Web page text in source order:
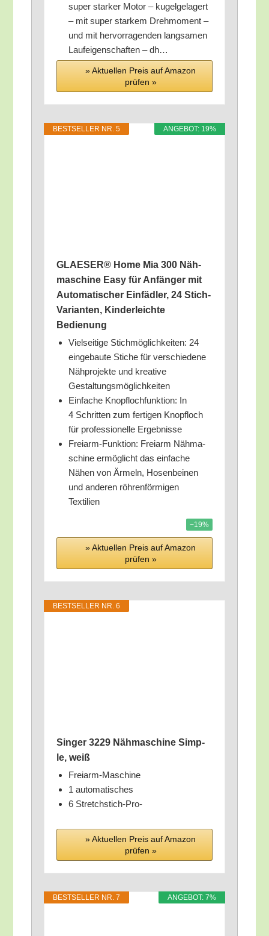
super star­ker Motor – kugel­ge­la­gert
– mit super star­kem Dreh­mo­ment –
und mit her­vor­ra­gen­den lang­sa­men
Lauf­ei­gen­schaf­ten – dh…
» Aktu­el­len Preis auf Ama­zon
prü­fen »
ANGE­BOT: 19%
BEST­SEL­LER NR. 5
GLAESER® Home Mia 300 Näh­
ma­schi­ne Easy für Anfän­ger mit
Auto­ma­ti­scher Ein­fäd­ler, 24 Stich-
Vari­an­ten, Kin­der­leich­te
Bedienung
Viel­sei­ti­ge Stich­mög­lich­kei­ten: 24
ein­ge­bau­te Sti­che für ver­schie­de­ne
Näh­pro­jek­te und krea­ti­ve
Gestaltungsmöglichkeiten
Ein­fa­che Knopf­loch­funk­ti­on: In
4 Schrit­ten zum fer­ti­gen Knopf­loch
für pro­fes­sio­nel­le Ergebnisse
Frei­arm-Funk­ti­on: Frei­arm Näh­ma­
schi­ne ermög­licht das ein­fa­che
Nähen von Ärmeln, Hosen­bei­nen
und ande­ren röh­ren­för­mi­gen
Textilien
−19%
» Aktu­el­len Preis auf Ama­zon
prü­fen »
BEST­SEL­LER NR. 6
Sin­ger 3229 Näh­ma­schi­ne Simp­
le, weiß
Frei­arm-Maschi­ne
1 auto­ma­ti­sches
6 Stretch­stich-Pro-
» Aktu­el­len Preis auf Ama­zon
prü­fen »
ANGE­BOT: 7%
BEST­SEL­LER NR. 7